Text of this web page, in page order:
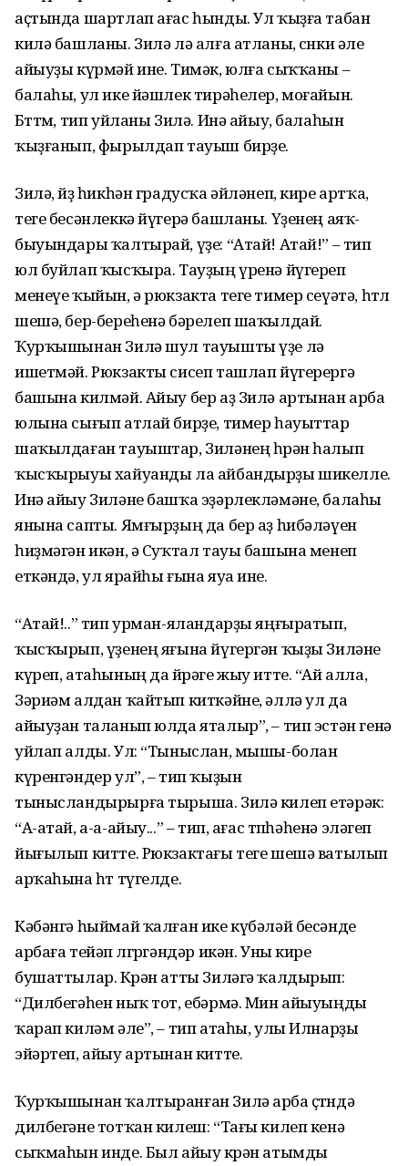
аҫтында шартлап ағас һынды. Ул ҡыҙға табан
килә башланы. Зилә лә алға атланы, сөнки әле
айыуҙы күрмәй ине. Тимәк, юлға сыҡҡаны –
балаһы, ул ике йәшлек тирәһелер, моғайын.
Бөттөм, тип уйланы Зилә. Инә айыу, балаһын
ҡыҙғанып, фырылдап тауыш бирҙе.
Зилә, йөҙ һикһән градусҡа әйләнеп, кире артҡа,
теге бесәнлеккә йүгерә башланы. Үҙенең аяҡ-
быуындары ҡалтырай, үҙе: “Атай! Атай!” – тип
юл буйлап ҡысҡыра. Тауҙың үренә йүгереп
менеүе ҡыйын, ә рюкзакта теге тимер сеүәтә, һөтлө
шешә, бер-береһенә бәрелеп шаҡылдай.
Ҡурҡышынан Зилә шул тауышты үҙе лә
ишетмәй. Рюкзакты сисеп ташлап йүгерергә
башына килмәй. Айыу бер аҙ Зилә артынан арба
юлына сығып атлай бирҙе, тимер һауыттар
шаҡылдаған тауыштар, Зиләнең һөрән һалып
ҡысҡырыуы хайуанды ла айбандырҙы шикелле.
Инә айыу Зиләне башҡа эҙәрлекләмәне, балаһы
янына сапты. Ямғырҙың да бер аҙ һибәләүен
һиҙмәгән икән, ә Суҡтал тауы башына менеп
еткәндә, ул ярайһы ғына яуа ине.
“Атай!..” тип урман-яландарҙы яңғыратып,
ҡысҡырып, үҙенең яғына йүгергән ҡыҙы Зиләне
күреп, атаһының да йөрәге жыу итте. “Ай алла,
Зәриәм алдан ҡайтып киткәйне, әллә ул да
айыуҙан таланып юлда яталыр”, – тип эстән генә
уйлап алды. Ул: “Тыныслан, мышы-болан
күренгәндер ул”, – тип ҡыҙын
тынысландырырға тырыша. Зилә килеп етәрәк:
“А-атай, а-а-айыу...” – тип, ағас төпһәһенә эләгеп
йығылып китте. Рюкзактағы теге шешә ватылып
арҡаһына һөт түгелде.
Кәбәнгә һыймай ҡалған ике күбәләй бесәнде
арбаға тейәп өлгөргәндәр икән. Уны кире
бушаттылар. Көрән атты Зиләгә ҡалдырып:
“Дилбегәһен ныҡ тот, ебәрмә. Мин айыуыңды
ҡарап киләм әле”, – тип атаһы, улы Илнарҙы
эйәртеп, айыу артынан китте.
Ҡурҡышынан ҡалтыранған Зилә арба өҫтөндә
дилбегәне тотҡан килеш: “Тағы килеп кенә
сыҡмаһын инде. Был айыу көрән атымды